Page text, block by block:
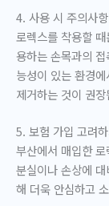
4. 사용 시 주의사항
로렉스를 착용할
용하는 손목과의
능성이 있는 환경
제거하는 것이 권장
5. 보험 가입 고려
부산에서 매입한
분실이나 손상에
해 더욱 안심하고